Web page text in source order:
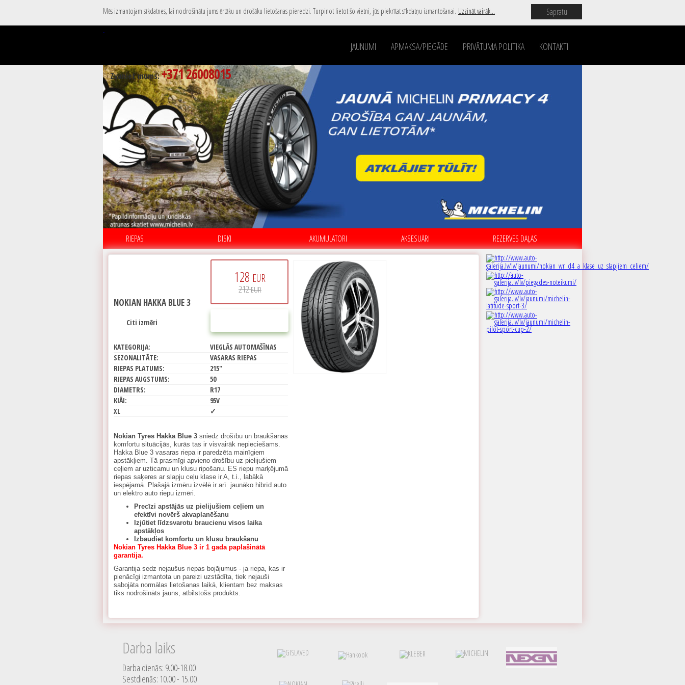
Mēs izmantojam sīkdatnes, lai nodrošinātu jums ērtāku un drošāku lietošanas pieredzi. Turpinot lietot šo vietni, jūs piekrītat sīkdatņu izmantošanai. Uzzināt vairāk... Sapratu
JAUNUMI APMAKSA/PIEGĀDE PRIVĀTUMA POLITIKA KONTAKTI
Zvaniet mums:+371 26008015
RIEPAS DISKI AKUMULATORI AKSESUĀRI REZERVES DAĻAS
128 EUR
212EUR
NOKIAN HAKKA BLUE 3
Citi izmēri
KATEGORIJA:
VIEGLĀS AUTOMAŠĪNAS
SEZONALITĀTE:
VASARAS RIEPAS
RIEPAS PLATUMS:
215"
RIEPAS AUGSTUMS:
50
DIAMETRS:
R17
KIĀI:
95V
XL
✓
Nokian Tyres Hakka Blue 3 sniedz drošību un braukšanas
komfortu situācijās, kurās tas ir visvairāk nepieciešams.
Hakka Blue 3 vasaras riepa ir paredzēta mainīgiem
apstākļiem. Tā prasmīgi apvieno drošību uz pielijušiem
ceļiem ar uzticamu un klusu ripošanu. ES riepu marķējumā
riepas saķeres ar slapju ceļu klase ir A, t.i., labākā
iespējamā. Plašajā izmēru izvēlē ir arī jaunāko hibrīd auto
un elektro auto riepu izmēri.
Precīzi apstājās uz pielijušiem ceļiem un
efektīvi novērš akvaplanēšanu
Izjūtiet līdzsvarotu braucienu visos laika
apstākļos
Izbaudiet komfortu un klusu braukšanu
Nokian Tyres Hakka Blue 3 ir 1 gada paplašinātā
garantija.
Garantija sedz nejaušus riepas bojājumus - ja riepa, kas ir
pienācīgi izmantota un pareizi uzstādīta, tiek nejauši
sabojāta normālas lietošanas laikā, klientam bez maksas
tiks nodrošināts jauns, atbilstošs produkts.
Darba laiks
Darba dienās: 9.00-18.00
Sestdienās: 10.00 - 15.00